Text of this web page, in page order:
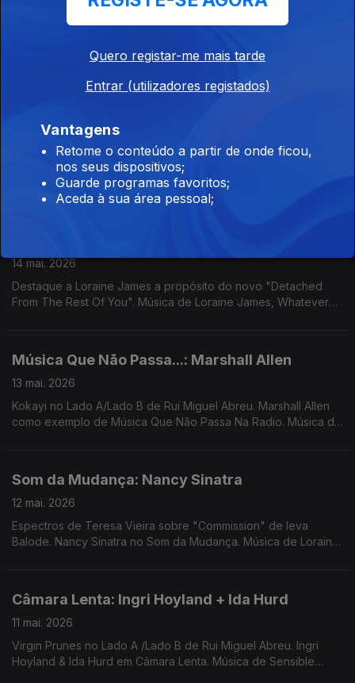
19 mai. 2026
a banda sonora de A Clockwork Orange no Som da mudança.
Música de Saint John Mary, James K, Klaus Nomi, Mj Lallo,
Jane Weaver, ...
18 mai. 2026
Tuxedomoon no Lado A/Lado B de Rui Miguel Abreu. Tulips
em Câmara Lenta. Música de Leon Vynehall, Blaine Reininger +
Steven Brown, Residents, Laurie Anderson ...
14 mai. 2026
Destaque a Loraine James a propósito do novo "Detached
From The Rest Of You". Música de Loraine James, Whatever
Música Que Não Passa...: Marshall Allen
13 mai. 2026
Kokayi no Lado A/Lado B de Rui Miguel Abreu. Marshall Allen
como exemplo de Música Que Não Passa Na Radio. Música de
Som da Mudança: Nancy Sinatra
12 mai. 2026
Espectros de Teresa Vieira sobre "Commission" de Ieva
Balode. Nancy Sinatra no Som da Mudança. Música de Loraine
Câmara Lenta: Ingri Hoyland + Ida Hurd
11 mai. 2026
Virgin Prunes no Lado A /Lado B de Rui Miguel Abreu. Ingri
Hoyland & Ida Hurd em Câmara Lenta. Música de Sensible
Quero registar-me mais tarde
Entrar (utilizadores registados)
Vantagens
Retome o conteúdo a partir de onde ficou,
nos seus dispositivos;
Guarde programas favoritos;
Aceda à sua área pessoal;